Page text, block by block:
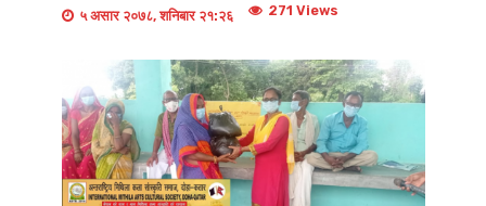
५ असार २०७८, शनिबार २१:२६ 271 Views